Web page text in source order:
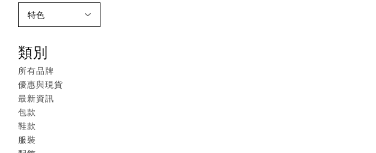
類別
所有品牌
優惠與現貨
最新資訊
包款
鞋款
服裝